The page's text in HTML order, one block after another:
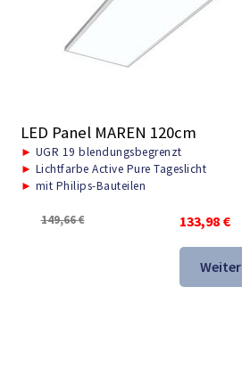
LED Panel MAREN 120cm
► UGR 19 blendungsbegrenzt
► Lichtfarbe Active Pure Tageslicht
► mit Philips-Bauteilen
149,66€
Preis
149,66 €
133,98 €